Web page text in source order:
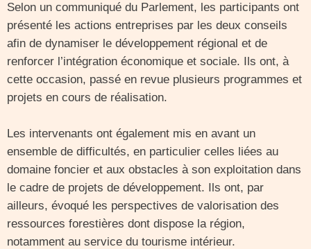
Selon un communiqué du Parlement, les participants ont
présenté les actions entreprises par les deux conseils
afin de dynamiser le développement régional et de
renforcer l’intégration économique et sociale. Ils ont, à
cette occasion, passé en revue plusieurs programmes et
projets en cours de réalisation.
Les intervenants ont également mis en avant un
ensemble de difficultés, en particulier celles liées au
domaine foncier et aux obstacles à son exploitation dans
le cadre de projets de développement. Ils ont, par
ailleurs, évoqué les perspectives de valorisation des
ressources forestières dont dispose la région,
notamment au service du tourisme intérieur.